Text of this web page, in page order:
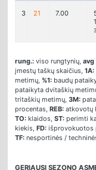
3 21 7.00
rung.: viso rungtynių,avg
įmestų taškų skaičius,1A:
metimų, %1: baudų
pataikyta dvitaškių
tritaškių metimų,3M:
procentas,REB: atkovotų
TO: klaidos,ST: perimti
kiekis,FD: išprovokuotos
TF: nesportinės /
GERIAUSI SEZONO